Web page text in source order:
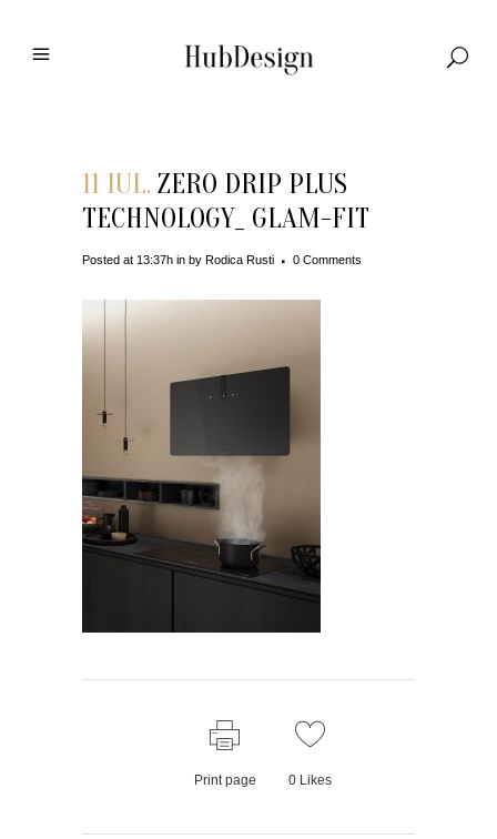
11 IUL. ZERO DRIP PLUS
TECHNOLOGY_ GLAM-FIT
Posted at 13:37h in by Rodica Rusti 0 Comments
Print page 0Likes